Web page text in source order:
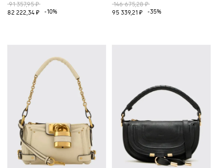
91 357,95 ₽
82 222,34 ₽
-10%
146 675,28 ₽
95 339,21 ₽
-35%